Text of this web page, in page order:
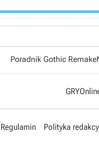
Poradnik Gothic Remake
Regulamin Polityka